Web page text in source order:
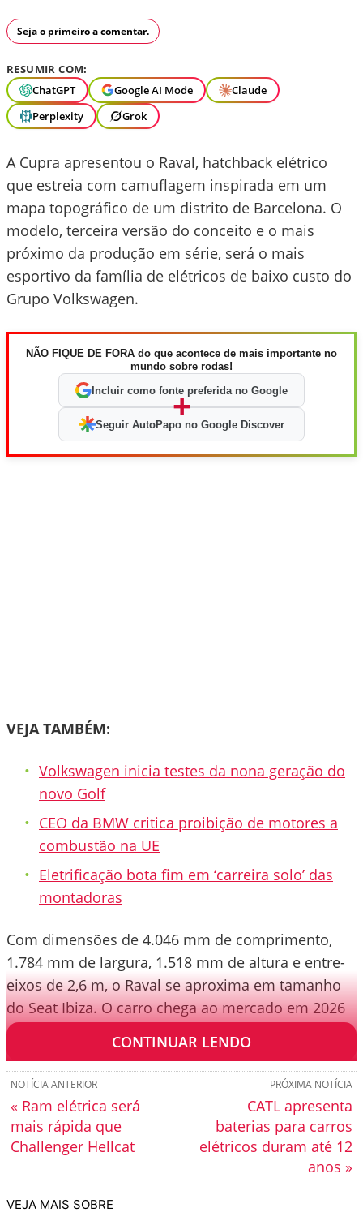
Seja o primeiro a comentar.
RESUMIR COM:
ChatGPT
Google AI Mode
Claude
Perplexity
Grok
A Cupra apresentou o Raval, hatchback elétrico
que estreia com camuflagem inspirada em um
mapa topográfico de um distrito de Barcelona. O
modelo, terceira versão do conceito e o mais
próximo da produção em série, será o mais
esportivo da família de elétricos de baixo custo do
Grupo Volkswagen.
NÃO FIQUE DE FORA do que acontece de mais importante no
mundo sobre rodas!
Incluir como fonte preferida no Google
+
Seguir AutoPapo no Google Discover
VEJA TAMBÉM:
Volkswagen inicia testes da nona geração do
novo Golf
CEO da BMW critica proibição de motores a
combustão na UE
Eletrificação bota fim em ‘carreira solo’ das
montadoras
Com dimensões de 4.046 mm de comprimento,
1.784 mm de largura, 1.518 mm de altura e entre-
eixos de 2,6 m, o Raval se aproxima em tamanho
do Seat Ibiza. O carro chega ao mercado em 2026
e pode estrear na Espanha antes da Alemanha.
CONTINUAR LENDO
PRÓXIMA NOTÍCIA
CATL apresenta
baterias para carros
elétricos duram até 12
anos »
NOTÍCIA ANTERIOR
« Ram elétrica será
mais rápida que
Challenger Hellcat
VEJA MAIS SOBRE